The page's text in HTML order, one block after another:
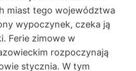
miast tego województwa
wypoczynek, czeka ją
Ferie zimowe w
rozpoczynają
stycznia. W tym